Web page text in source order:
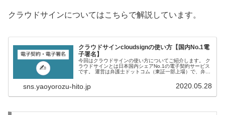
クラウドサインについてはこちらで解説しています。
クラウドサインcloudsignの使い方【国内No.1電
子署名】
今回はクラウドサインの使い方についてご紹介します。 ク
ラウドサインとは日本国内シェアNo.1の電子契約サービス
です。 運営は弁護士ドットコム（東証一部上場）で、弁護
sns.yaoyorozu-hito.jp 2020.05.28